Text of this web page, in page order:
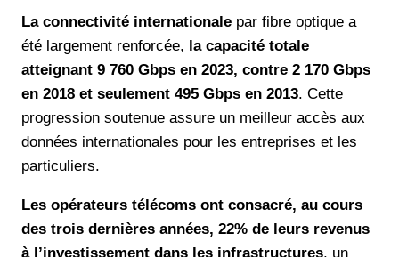
La connectivité internationale par fibre optique a
été largement renforcée, la capacité totale
atteignant 9 760 Gbps en 2023, contre 2 170 Gbps
en 2018 et seulement 495 Gbps en 2013. Cette
progression soutenue assure un meilleur accès aux
données internationales pour les entreprises et les
particuliers.
Les opérateurs télécoms ont consacré, au cours
des trois dernières années, 22% de leurs revenus
à l’investissement dans les infrastructures, un